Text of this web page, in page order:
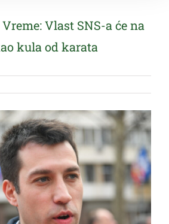
Vlast SNS-a će na
kula od karata